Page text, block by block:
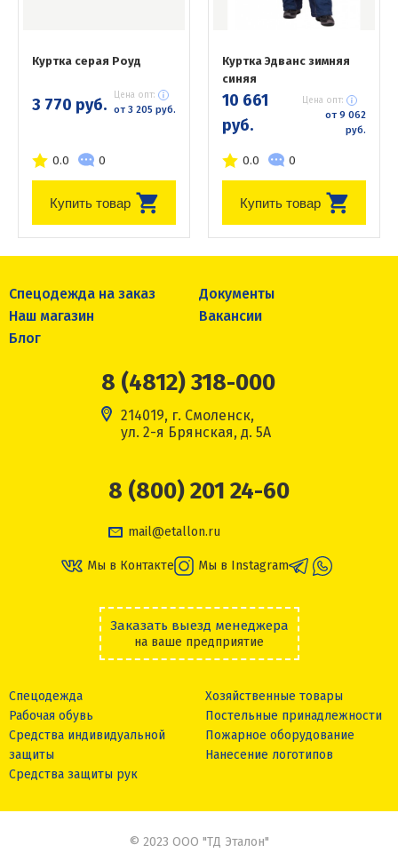
Куртка серая Роуд
3 770 руб. Цена опт:
от 3 205 руб.
0.0 0
Купить товар
Куртка Эдванс зимняя
синяя
10 661
руб.
Цена опт:
от 9 062
руб.
0.0 0
Купить товар
Спецодежда на заказ
Документы
Наш магазин
Вакансии
Блог
8 (4812) 318-000
214019, г. Смоленск,
ул. 2-я Брянская, д. 5А
8 (800) 201 24-60
mail@etallon.ru
Мы в Контакте Мы в Instagram
Заказать выезд менеджера
на ваше предприятие
Спецодежда
Рабочая обувь
Средства индивидуальной
защиты
Средства защиты рук
Хозяйственные товары
Постельные принадлежности
Пожарное оборудование
Нанесение логотипов
© 2023 ООО "ТД Эталон"